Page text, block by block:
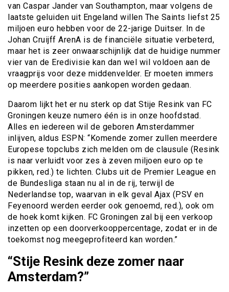
van Caspar Jander van Southampton, maar volgens de
laatste geluiden uit Engeland willen The Saints liefst 25
miljoen euro hebben voor de 22-jarige Duitser. In de
Johan Cruijff ArenA is de financiële situatie verbeterd,
maar het is zeer onwaarschijnlijk dat de huidige nummer
vier van de Eredivisie kan dan wel wil voldoen aan de
vraagprijs voor deze middenvelder. Er moeten immers
op meerdere posities aankopen worden gedaan.
Daarom lijkt het er nu sterk op dat Stije Resink van FC
Groningen keuze numero één is in onze hoofdstad.
Alles en iedereen wil de geboren Amsterdammer
inlijven, aldus ESPN: “Komende zomer zullen meerdere
Europese topclubs zich melden om de clausule (Resink
is naar verluidt voor zes à zeven miljoen euro op te
pikken, red.) te lichten. Clubs uit de Premier League en
de Bundesliga staan nu al in de rij, terwijl de
Nederlandse top, waarvan in elk geval Ajax (PSV en
Feyenoord werden eerder ook genoemd, red.), ook om
de hoek komt kijken. FC Groningen zal bij een verkoop
inzetten op een doorverkooppercentage, zodat er in de
toekomst nog meegeprofiteerd kan worden.”
“Stije Resink deze zomer naar
Amsterdam?”